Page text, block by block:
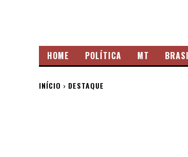
HOME POLÍTICA MT
INÍCIO DESTAQUE